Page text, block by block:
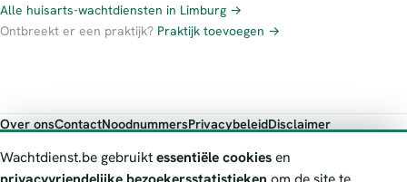
Alle huisarts-wachtdiensten in Limburg →
Ontbreekt er een praktijk? Praktijk toevoegen →
Over onsContactNoodnummersPrivacybeleidDisclaimer
Wachtdienst.be toont publieke wachtdienst-informatie ter oriëntatie.
Wachtdienst.be gebruiktessentiële cookiesen